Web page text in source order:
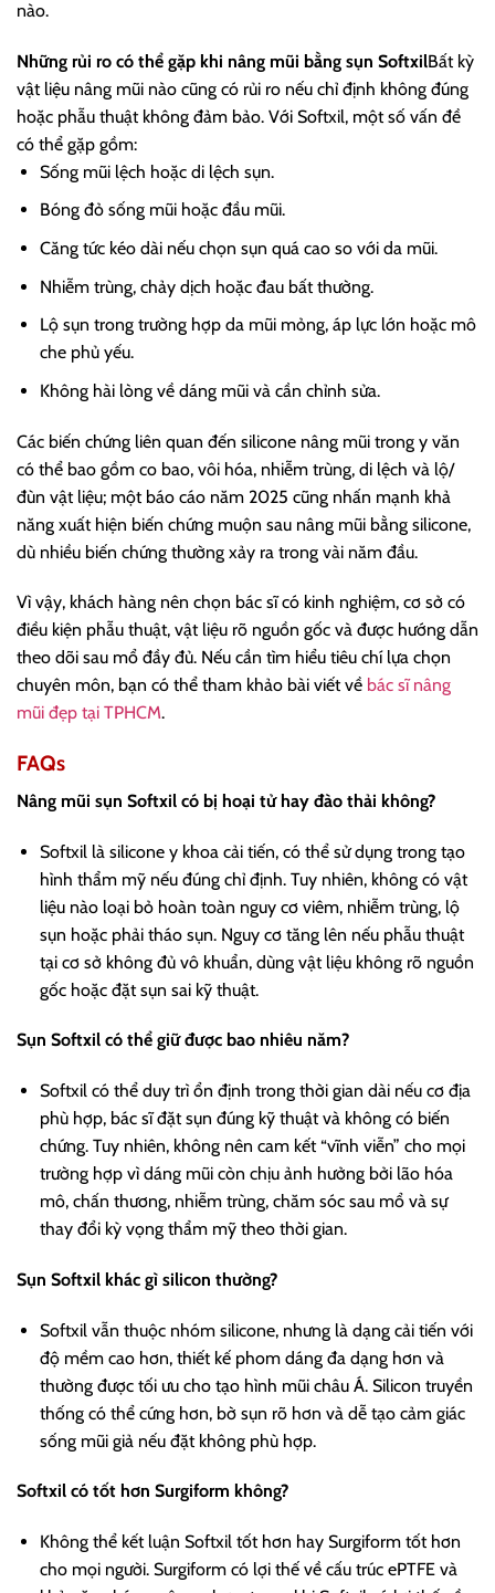
nào.
Những rủi ro có thể gặp khi nâng mũi bằng sụn SoftxilBất kỳ
vật liệu nâng mũi nào cũng có rủi ro nếu chỉ định không đúng
hoặc phẫu thuật không đảm bảo. Với Softxil, một số vấn đề
có thể gặp gồm:
Sống mũi lệch hoặc di lệch sụn.
Bóng đỏ sống mũi hoặc đầu mũi.
Căng tức kéo dài nếu chọn sụn quá cao so với da mũi.
Nhiễm trùng, chảy dịch hoặc đau bất thường.
Lộ sụn trong trường hợp da mũi mỏng, áp lực lớn hoặc mô
che phủ yếu.
Không hài lòng về dáng mũi và cần chỉnh sửa.
Các biến chứng liên quan đến silicone nâng mũi trong y văn
có thể bao gồm co bao, vôi hóa, nhiễm trùng, di lệch và lộ/
đùn vật liệu; một báo cáo năm 2025 cũng nhấn mạnh khả
năng xuất hiện biến chứng muộn sau nâng mũi bằng silicone,
dù nhiều biến chứng thường xảy ra trong vài năm đầu.
Vì vậy, khách hàng nên chọn bác sĩ có kinh nghiệm, cơ sở có
điều kiện phẫu thuật, vật liệu rõ nguồn gốc và được hướng dẫn
theo dõi sau mổ đầy đủ. Nếu cần tìm hiểu tiêu chí lựa chọn
chuyên môn, bạn có thể tham khảo bài viết về bác sĩ nâng
mũi đẹp tại TPHCM.
FAQs
Nâng mũi sụn Softxil có bị hoại tử hay đào thải không?
Softxil là silicone y khoa cải tiến, có thể sử dụng trong tạo
hình thẩm mỹ nếu đúng chỉ định. Tuy nhiên, không có vật
liệu nào loại bỏ hoàn toàn nguy cơ viêm, nhiễm trùng, lộ
sụn hoặc phải tháo sụn. Nguy cơ tăng lên nếu phẫu thuật
tại cơ sở không đủ vô khuẩn, dùng vật liệu không rõ nguồn
gốc hoặc đặt sụn sai kỹ thuật.
Sụn Softxil có thể giữ được bao nhiêu năm?
Softxil có thể duy trì ổn định trong thời gian dài nếu cơ địa
phù hợp, bác sĩ đặt sụn đúng kỹ thuật và không có biến
chứng. Tuy nhiên, không nên cam kết “vĩnh viễn” cho mọi
trường hợp vì dáng mũi còn chịu ảnh hưởng bởi lão hóa
mô, chấn thương, nhiễm trùng, chăm sóc sau mổ và sự
thay đổi kỳ vọng thẩm mỹ theo thời gian.
Sụn Softxil khác gì silicon thường?
Softxil vẫn thuộc nhóm silicone, nhưng là dạng cải tiến với
độ mềm cao hơn, thiết kế phom dáng đa dạng hơn và
thường được tối ưu cho tạo hình mũi châu Á. Silicon truyền
thống có thể cứng hơn, bờ sụn rõ hơn và dễ tạo cảm giác
sống mũi giả nếu đặt không phù hợp.
Softxil có tốt hơn Surgiform không?
Không thể kết luận Softxil tốt hơn hay Surgiform tốt hơn
cho mọi người. Surgiform có lợi thế về cấu trúc ePTFE và